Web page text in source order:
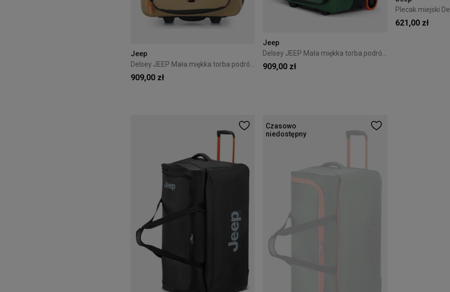
Jeep
Delsey JEEP Mała miękka torba podróżna na kółkach beżowa
909,00 zł
Jeep
909,00 zł
621,00 zł
Czasowo
niedostępny